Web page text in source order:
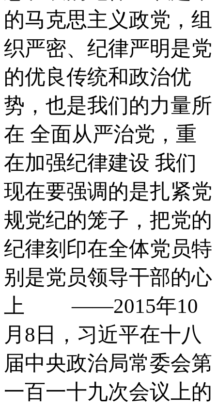
的马克思主义政党，组
织严密、纪律严明是党
的优良传统和政治优
势，也是我们的力量所
在 全面从严治党，重
在加强纪律建设 我们
现在要强调的是扎紧党
规党纪的笼子，把党的
纪律刻印在全体党员特
别是党员领导干部的心
上 ——2015年10
月8日，习近平在十八
届中央政治局常委会第
一百一十九次会议上的